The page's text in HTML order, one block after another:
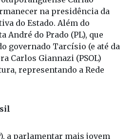
na presidência da
do Estado. Além do
André do Prado (PL), que
governado Tarcísio (e até da
Carlos Giannazi (PSOL)
representando a Rede
a parlamentar mais jovem